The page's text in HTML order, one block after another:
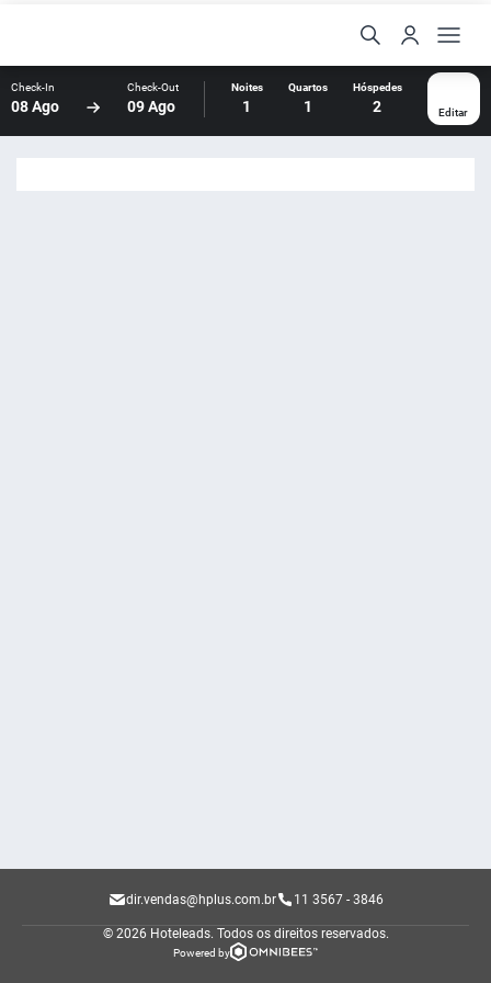
Check-In
08 Ago
Check-Out
09 Ago
Noites
1
Quartos
1
Hóspedes
2 Editar
dir.vendas@hplus.com.br 11 3567 - 3846
© 2026 Hoteleads. Todos os direitos reservados.
Powered by